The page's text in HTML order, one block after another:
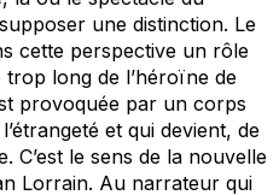
une distinction. Le
cette perspective un rôle
trop long de l’héroïne de
provoquée par un corps
et qui devient, de
C’est le sens de la nouvelle
Lorrain. Au narrateur qui